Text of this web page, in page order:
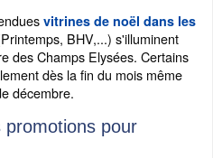
vitrines de noël dans les
BHV,...) s'illuminent
des Champs Elysées. Certains
dès la fin du mois même
décembre.
promotions pour